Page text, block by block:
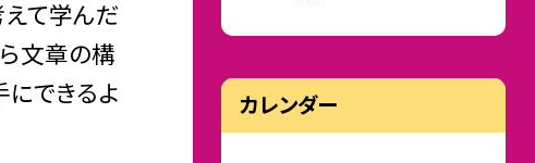
えて学んだ
文章の構
できるよ
カレンダー